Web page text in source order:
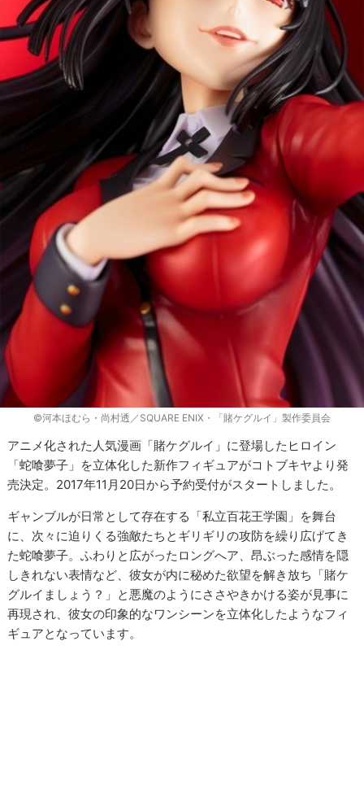
©河本ほむら・尚村透／SQUARE ENIX・「賭ケグルイ」製作委員会
アニメ化された人気漫画「賭ケグルイ」に登場したヒロイン
「蛇喰夢子」を立体化した新作フィギュアがコトブキヤより発
売決定。2017年11月20日から予約受付がスタートしました。
ギャンブルが日常として存在する「私立百花王学園」を舞台
に、次々に迫りくる強敵たちとギリギリの攻防を繰り広げてき
た蛇喰夢子。ふわりと広がったロングへア、昂ぶった感情を隠
しきれない表情など、彼女が内に秘めた欲望を解き放ち「賭ケ
グルイましょう？」と悪魔のようにささやきかける姿が見事に
再現され、彼女の印象的なワンシーンを立体化したようなフィ
ギュアとなっています。